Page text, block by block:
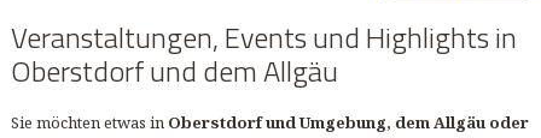
Veranstaltungen, Events und Highlights in
Oberstdorf und dem Allgäu
Sie möchten etwas in Oberstdorf und Umgebung, dem Allgäu oder